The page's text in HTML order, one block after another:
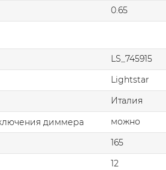
0.65
LS_745915
Lightstar
Италия
диммера
можно
165
12